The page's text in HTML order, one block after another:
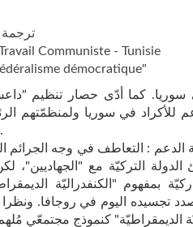
Communiste - Tunisie
démocratique"
سوريا. كما أدّى حصار تنظيم
الدعم للأكراد في سوريا ولمنظمّتهم
التي تُعدُّ الفرع السوري لـ ح.ع.ك.
: التعاطف في وجه الجرائم
الدولة التركيّة مع "الجهاديين"،
بمفهوم "الكنفدراليّة
تجسيده اليوم في روجافا. ونظرا